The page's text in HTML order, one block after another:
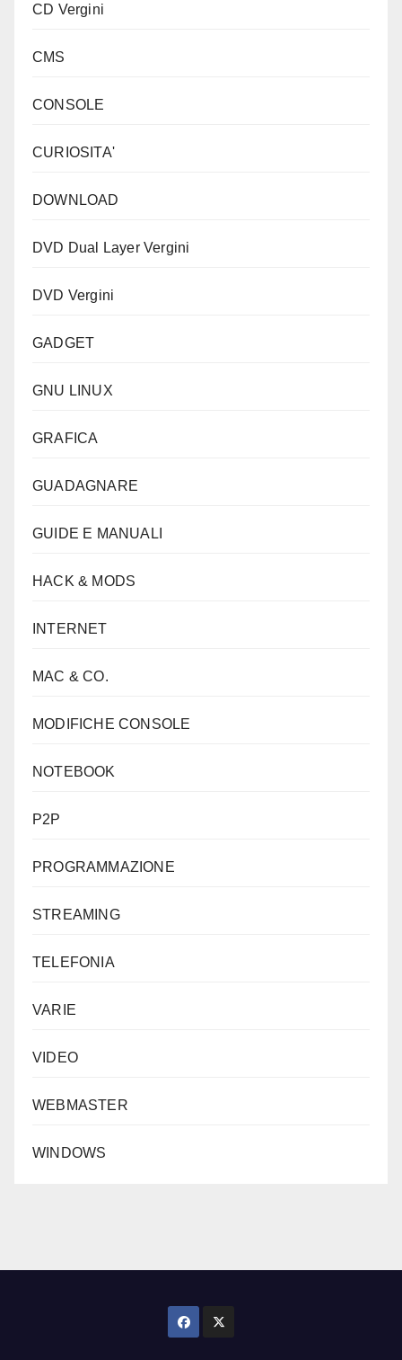
CD Vergini
CMS
CONSOLE
CURIOSITA'
DOWNLOAD
DVD Dual Layer Vergini
DVD Vergini
GADGET
GNU LINUX
GRAFICA
GUADAGNARE
GUIDE E MANUALI
HACK & MODS
INTERNET
MAC & CO.
MODIFICHE CONSOLE
NOTEBOOK
P2P
PROGRAMMAZIONE
STREAMING
TELEFONIA
VARIE
VIDEO
WEBMASTER
WINDOWS